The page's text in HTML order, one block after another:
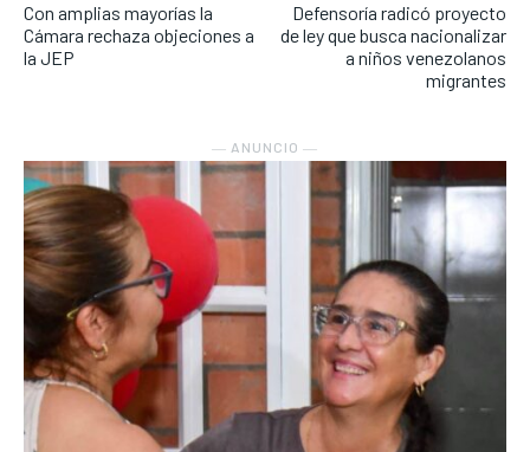
Con amplias mayorías la
Cámara rechaza objeciones a
la JEP
Defensoría radicó proyecto
de ley que busca nacionalizar
a niños venezolanos
migrantes
― ANUNCIO ―